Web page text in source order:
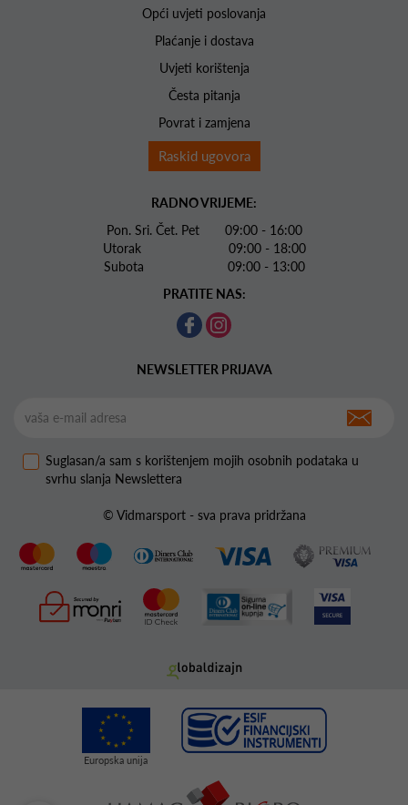
Opći uvjeti poslovanja
Plaćanje i dostava
Uvjeti korištenja
Česta pitanja
Povrat i zamjena
Raskid ugovora
RADNO VRIJEME:
Pon. Sri. Čet. Pet 09:00 - 16:00
Utorak 09:00 - 18:00
Subota 09:00 - 13:00
PRATITE NAS:
NEWSLETTER PRIJAVA
Suglasan/a sam s korištenjem mojih osobnih podataka u
svrhu slanja Newslettera
© Vidmarsport - sva prava pridržana